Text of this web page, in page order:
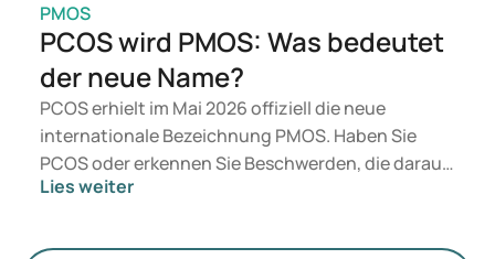
PMOS
PCOS wird PMOS: Was bedeutet
der neue Name?
PCOS erhielt im Mai 2026 offiziell die neue
internationale Bezeichnung PMOS. Haben Sie
PCOS oder erkennen Sie Beschwerden, die darauf
hindeuten könnten? Medizinisch ändert sich
mehr Gewicht auf Hormone, den Stoffwechsel und
Lies weiter